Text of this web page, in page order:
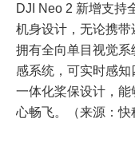
DJI Neo 2 新增支持
机身设计，无论携
拥有全向单目视觉
感系统，可实时感
一体化桨保设计，
心畅飞。（来源：快